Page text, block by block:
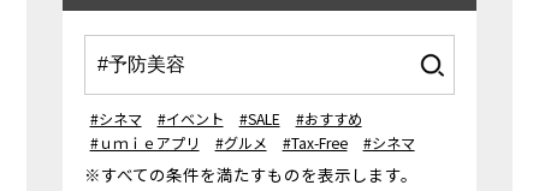
#シネマ #イベント #SALE
#おすすめ
#ｕｍｉｅアプリ
#グルメ #Tax-Free #シネマ
※すべての条件を満たすものを表示します。